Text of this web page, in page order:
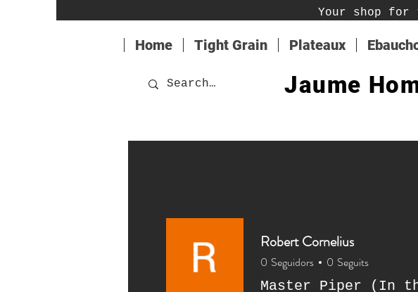
Your shop
Home Tight Grain Plateaux
Jaume
Robert Cornelius
0 Seguidors 0 Seguits
Master Piper (In